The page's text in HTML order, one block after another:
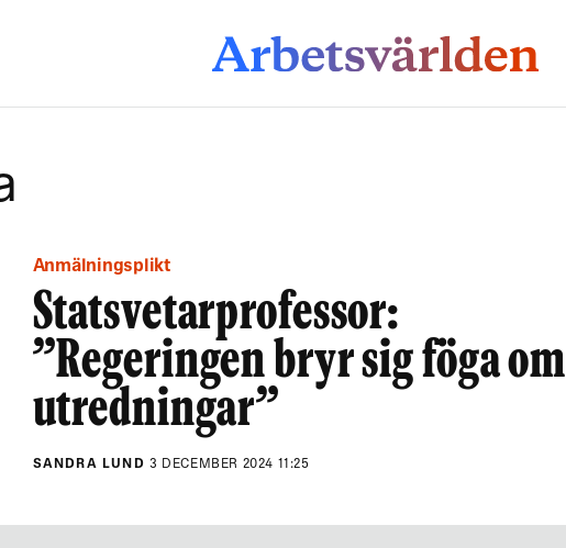
Anmälningsplikt
Statsvetarprofessor:
”Regeringen bryr sig föga om
utredningar”
SANDRA LUND 3 DECEMBER 2024 11:25